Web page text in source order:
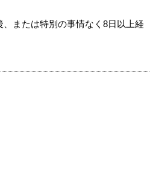
または特別の事情なく8日以上経